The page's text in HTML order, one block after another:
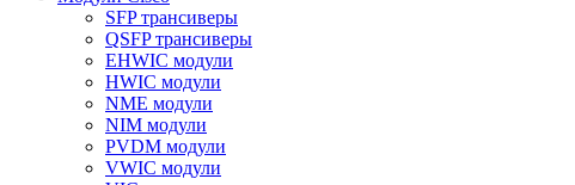
SFP трансиверы
QSFP трансиверы
EHWIC модули
HWIC модули
NME модули
NIM модули
PVDM модули
VWIC модули